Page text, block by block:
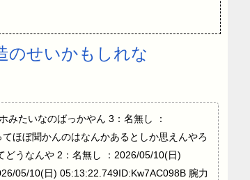
のせいかもしれな
たいなのばっかやん 3：名無し ：
ほぼ聞かんのはなんかあるとしか思えんやろ
うなんや 2：名無し ：2026/05/10(日)
05/10(日) 05:13:22.749ID:Kw7AC098B 腕力